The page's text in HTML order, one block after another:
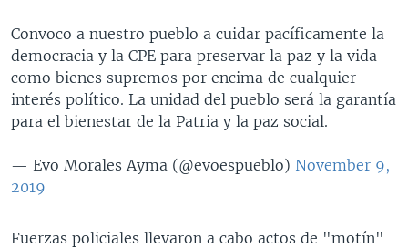
Convoco a nuestro pueblo a cuidar pacíficamente la
democracia y la CPE para preservar la paz y la vida
como bienes supremos por encima de cualquier
interés político. La unidad del pueblo será la garantía
para el bienestar de la Patria y la paz social.
— Evo Morales Ayma (@evoespueblo) November 9,
2019
Fuerzas policiales llevaron a cabo actos de "motín"